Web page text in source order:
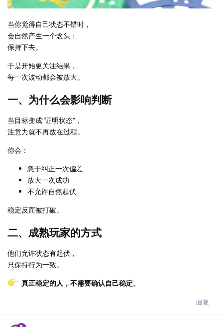
当你觉得自己状态不错时，
会自然产生一个念头：
保持下去。
于是开始更关注结果，
每一次波动都会被放大。
一、为什么会影响判断
当目标变成“证明状态”，
注意力就不再放在过程。
你会：
急于纠正一次偏差
放大一次成功
不允许自然起伏
稳定反而被打破。
二、成熟玩家的方式
他们允许状态有起伏，
只保持行为一致。
真正稳定的人，不需要确认自己稳定。
回复